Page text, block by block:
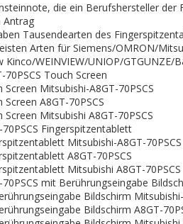
die ein Berufshersteller der
Antrag
Tausendearten des
Arten für Siemens/OMRON/
Kinco/WEINVIEW/UNIOP/GTGUNZE/
70PSCS Touch Screen
Screen Mitsubishi-A8GT-70PSCS
Screen A8GT-70PSCS
Screen Mitsubishi A8GT-70PSCS
70PSCS Fingerspitzentablett
Mitsubishi-A8GT-70PSCS
A8GT-70PSCS
Mitsubishi A8GT-70PSCS
70PSCS mit Berührungseingabe
Bildschirm Mitsubishi-
Bildschirm A8GT-